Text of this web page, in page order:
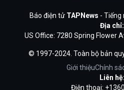
Báo điện tử TAPNews - Tiếng
Địa chỉ:
US Office: 7280 Spring Flower
© 1997-2024. Toàn bộ bản
Giới thiệuChính
Liên hệ:
Điện thoại: